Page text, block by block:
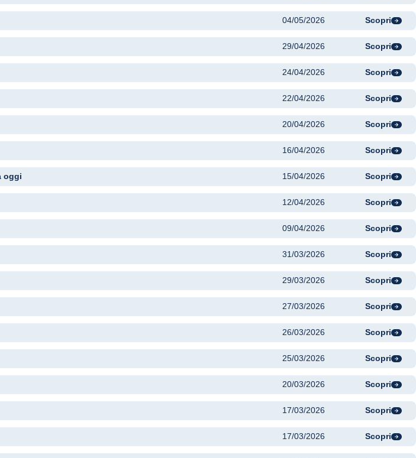
04/05/2026 Scopri
29/04/2026 Scopri
24/04/2026 Scopri
22/04/2026 Scopri
20/04/2026 Scopri
16/04/2026 Scopri
oggi 15/04/2026 Scopri
12/04/2026 Scopri
09/04/2026 Scopri
31/03/2026 Scopri
29/03/2026 Scopri
27/03/2026 Scopri
26/03/2026 Scopri
25/03/2026 Scopri
20/03/2026 Scopri
17/03/2026 Scopri
17/03/2026 Scopri